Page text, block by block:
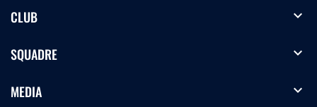
CLUB expand_more
SQUADRE expand_more
MEDIA expand_more